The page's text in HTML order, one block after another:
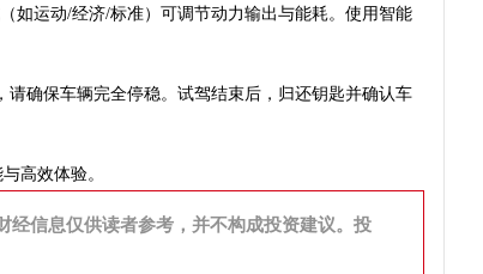
如运动/经济/标准）可调节动力输出与能耗。使用智能
确保车辆完全停稳。试驾结束后，归还钥匙并确认车
高效体验。
经信息仅供读者参考，并不构成投资建议。投